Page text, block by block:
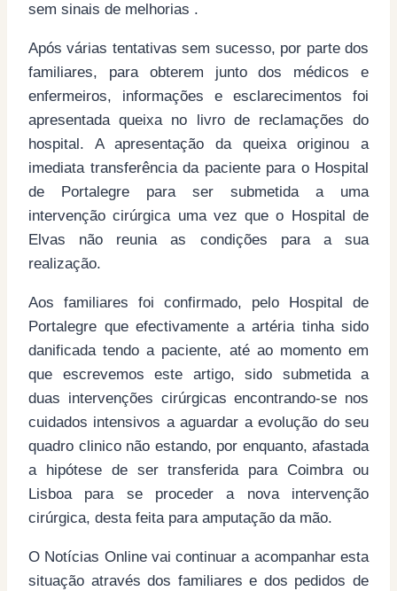
sem sinais de melhorias .
Após várias tentativas sem sucesso, por parte dos
familiares, para obterem junto dos médicos e
enfermeiros, informações e esclarecimentos foi
apresentada queixa no livro de reclamações do
hospital. A apresentação da queixa originou a
imediata transferência da paciente para o Hospital
de Portalegre para ser submetida a uma
intervenção cirúrgica uma vez que o Hospital de
Elvas não reunia as condições para a sua
realização.
Aos familiares foi confirmado, pelo Hospital de
Portalegre que efectivamente a artéria tinha sido
danificada tendo a paciente, até ao momento em
que escrevemos este artigo, sido submetida a
duas intervenções cirúrgicas encontrando-se nos
cuidados intensivos a aguardar a evolução do seu
quadro clinico não estando, por enquanto, afastada
a hipótese de ser transferida para Coimbra ou
Lisboa para se proceder a nova intervenção
cirúrgica, desta feita para amputação da mão.
O Notícias Online vai continuar a acompanhar esta
situação através dos familiares e dos pedidos de